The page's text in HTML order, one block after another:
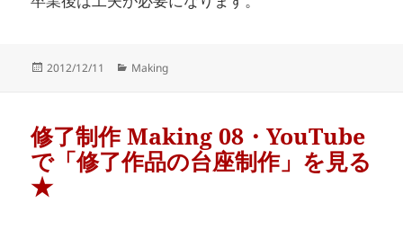
Posted
2012/12/11 Categories
Making
修了制作 Making 08・YouTube
で「修了作品の台座制作」を見る
★